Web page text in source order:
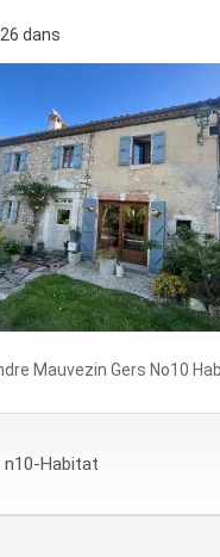
dans
Mauvezin Gers No10
n10-Habitat